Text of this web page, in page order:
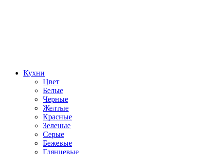
Кухни
Цвет
Белые
Черные
Желтые
Красные
Зеленые
Серые
Бежевые
Глянцевые